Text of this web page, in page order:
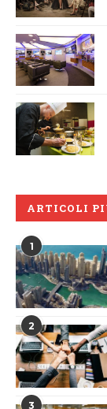
ARTICOLI
1
2
3